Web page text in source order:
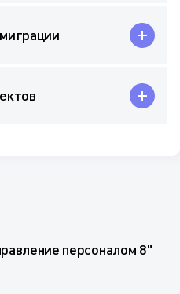
персоналом 8"